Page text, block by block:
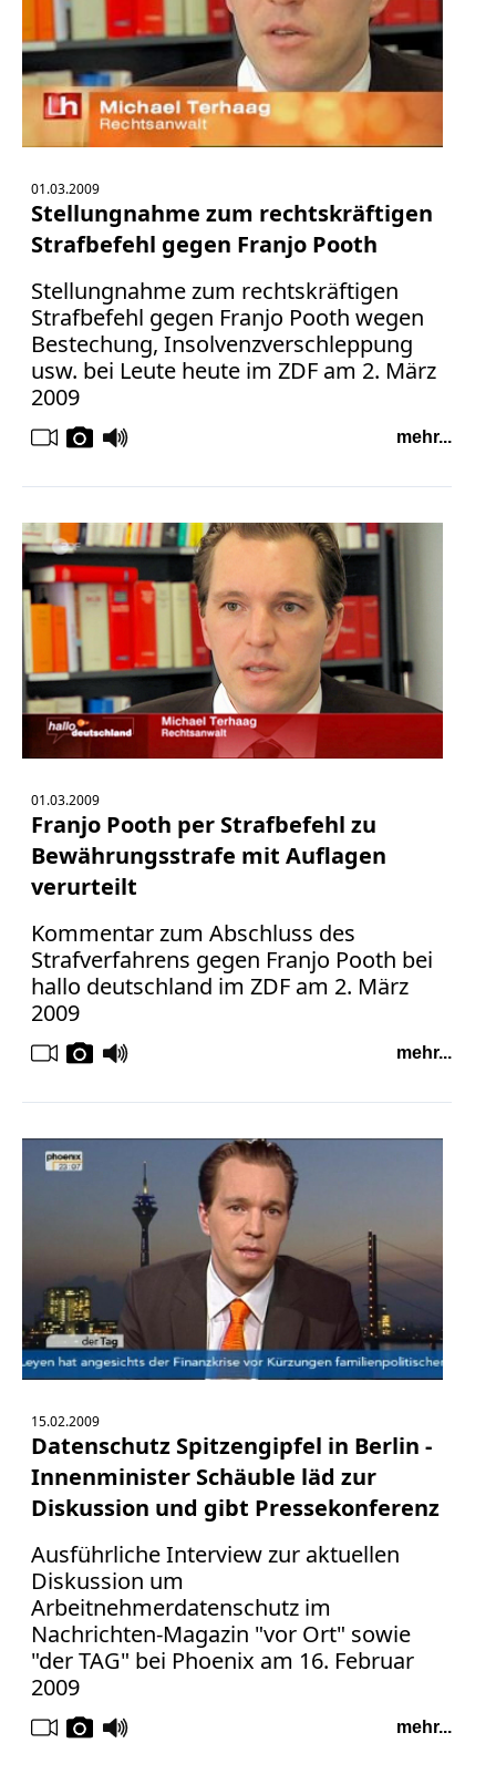
01.03.2009
Stellungnahme zum rechtskräftigen
Strafbefehl gegen Franjo Pooth
Stellungnahme zum rechtskräftigen
Strafbefehl gegen Franjo Pooth wegen
Bestechung, Insolvenzverschleppung
usw. bei Leute heute im ZDF am 2. März
2009
mehr...
01.03.2009
Franjo Pooth per Strafbefehl zu
Bewährungsstrafe mit Auflagen
verurteilt
Kommentar zum Abschluss des
Strafverfahrens gegen Franjo Pooth bei
hallo deutschland im ZDF am 2. März
2009
mehr...
15.02.2009
Datenschutz Spitzengipfel in Berlin -
Innenminister Schäuble läd zur
Diskussion und gibt Pressekonferenz
Ausführliche Interview zur aktuellen
Diskussion um
Arbeitnehmerdatenschutz im
Nachrichten-Magazin "vor Ort" sowie
"der TAG" bei Phoenix am 16. Februar
2009
mehr...
online
print